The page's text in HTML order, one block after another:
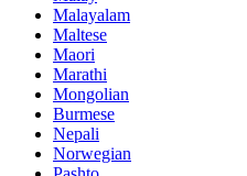
Malayalam
Maltese
Maori
Marathi
Mongolian
Burmese
Nepali
Norwegian